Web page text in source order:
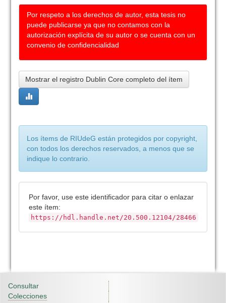
Por respeto a los derechos de autor, esta tesis no
puede publicarse ya que no contamos con la
autorización explícita de su autor o se cuenta con un
convenio de confidencialidad
Mostrar el registro Dublin Core completo del ítem
Los ítems de RIUdeG están protegidos por copyright,
con todos los derechos reservados, a menos que se
indique lo contrario.
Por favor, use este identificador para citar o enlazar
este ítem:
https://hdl.handle.net/20.500.12104/28466
Consultar
Colecciones